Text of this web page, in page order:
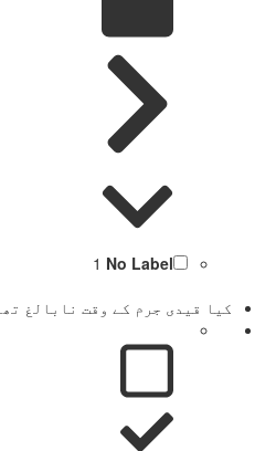
No Label
1
کیا قیدی جرم کے وقت نابالغ تھا؟